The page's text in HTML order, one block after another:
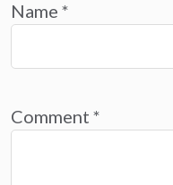
Name *
Comment *